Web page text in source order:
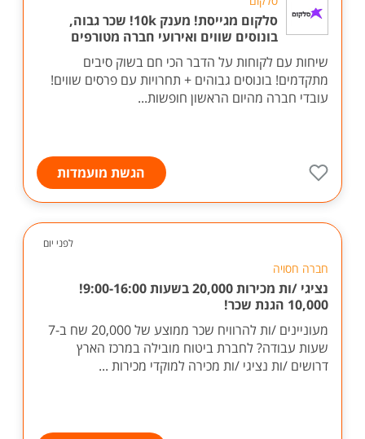
סלקום מגייסת! מענק 10k! שכר גבוה,
בונוסים שווים ואירועי חברה מטורפים
שיחות עם לקוחות על הדבר הכי חם בשוק סיבים
מתקדמים! בונוסים גבוהים + תחרויות עם פרסים שווים!
עובדי חברה מהיום הראשון חופשות...
הגשת מועמדות
לפני יום
חברה חסויה
נציגי /ות מכירות 20,000 בשעות 9:00-16:00!
10,000 הגנת שכר!
מעוניינים /ות להרוויח שכר ממוצע של 20,000 שח ב-7
שעות עבודה? לחברת ביטוח מובילה במרכז הארץ
דרושים /ות נציגי /ות מכירה למוקדי מכירות ...